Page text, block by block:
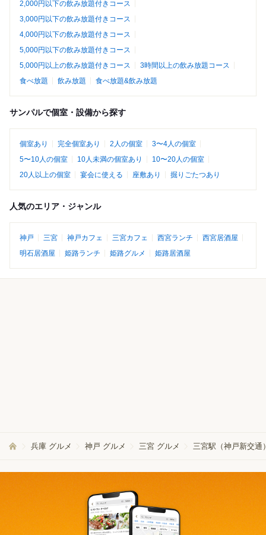
2,000円以下の飲み放題付きコース
3,000円以下の飲み放題付きコース
4,000円以下の飲み放題付きコース
5,000円以下の飲み放題付きコース
5,000円以上の飲み放題付きコース
3時間以上の飲み放題コース
食べ放題
飲み放題 食べ放題&飲み放題
サンパルで個室・設備から探す
個室あり 完全個室あり 2人の個室
3〜4人の個室
5〜10人の個室
10人未満の個室あり
10〜20人の個室
20人以上の個室
宴会に使える 座敷あり 掘りごたつあり
人気のエリア・ジャンル
神戸 三宮 神戸カフェ 三宮カフェ 西宮ランチ
西宮居酒屋
明石居酒屋
姫路ランチ 姫路グルメ 姫路居酒屋
兵庫 グルメ 神戸 グルメ 三宮 グルメ 三宮駅（神戸新交通